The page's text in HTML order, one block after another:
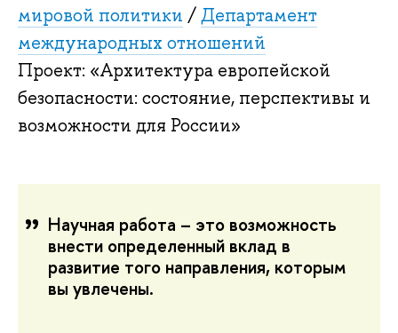
мировой политики /Департамент
международных отношений
Проект: «Архитектура европейской
безопасности: состояние, перспективы и
возможности для России»
Научная работа – это возможность
внести определенный вклад в
развитие того направления, которым
вы увлечены.